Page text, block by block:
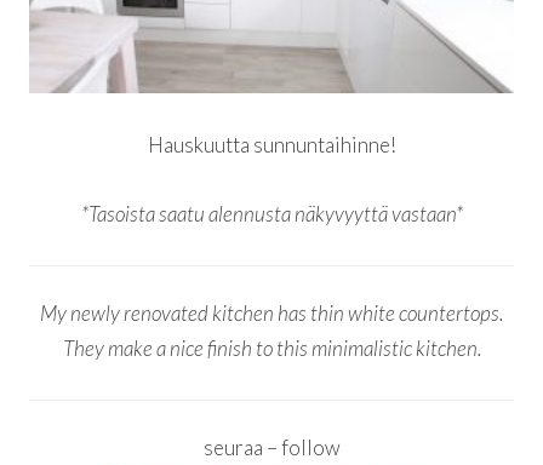
Hauskuutta sunnuntaihinne!
*Tasoista saatu alennusta näkyvyyttä vastaan*
My newly renovated kitchen has thin white countertops.
They make a nice finish to this minimalistic kitchen.
seuraa – follow